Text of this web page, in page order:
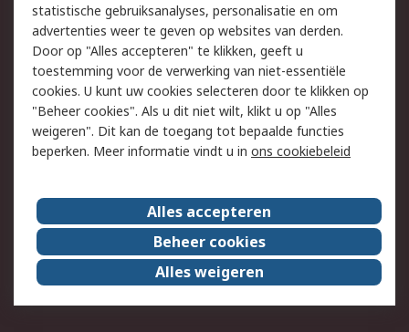
Wettelijk
Cookiebeleid
Email veiligheid
Privacybeleid -
Bijgewerkt
Websitevoorwaarden
Algemene
verkoopvoorwaarden
Over RS
RS Group
Over ons
RS wereldwijd
Werken bij RS
ESG
statistische gebruiksanalyses, personalisatie en om
advertenties weer te geven op websites van derden.
Door op "Alles accepteren" te klikken, geeft u
toestemming voor de verwerking van niet-essentiële
cookies. U kunt uw cookies selecteren door te klikken op
"Beheer cookies". Als u dit niet wilt, klikt u op "Alles
weigeren". Dit kan de toegang tot bepaalde functies
beperken. Meer informatie vindt u in ons cookiebeleid
Alles accepteren
Beheer cookies
Alles weigeren